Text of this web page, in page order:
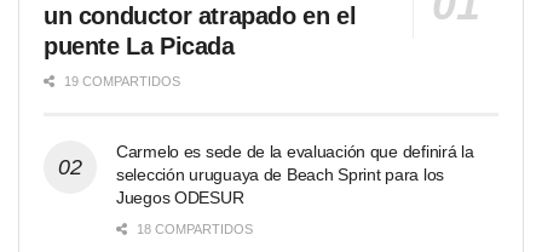
un conductor atrapado en el
puente La Picada
19 COMPARTIDOS
Carmelo es sede de la evaluación que definirá la
selección uruguaya de Beach Sprint para los
Juegos ODESUR
18 COMPARTIDOS